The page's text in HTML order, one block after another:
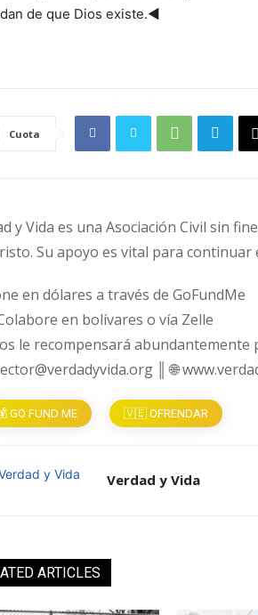
de que Dios existe.◄
Cuota
y Vida es una Asociación Civil sin
Su apoyo es vital para continuar
en dólares a través de GoFundMe
en bolívares o vía Zelle
le recompensará
║ 🌐
GO FUND ME 🇻🇪 OFRENDAR
Verdad y Vida
ARTICLES